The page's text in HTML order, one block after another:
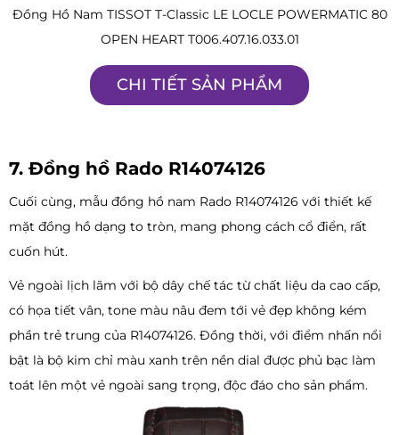
Đồng Hồ Nam TISSOT T-Classic LE LOCLE POWERMATIC 80
OPEN HEART T006.407.16.033.01
CHI TIẾT SẢN PHẨM
7. Đồng hồ Rado R14074126
Cuối cùng, mẫu đồng hồ nam Rado R14074126 với thiết kế
mặt đồng hồ dạng to tròn, mang phong cách cổ điển, rất
cuốn hút.
Vẻ ngoài lịch lãm với bộ dây chế tác từ chất liệu da cao cấp,
có họa tiết vân, tone màu nâu đem tới vẻ đẹp không kém
phần trẻ trung của R14074126. Đồng thời, với điểm nhấn nổi
bật là bộ kim chỉ màu xanh trên nền dial được phủ bạc làm
toát lên một vẻ ngoài sang trọng, độc đáo cho sản phẩm.